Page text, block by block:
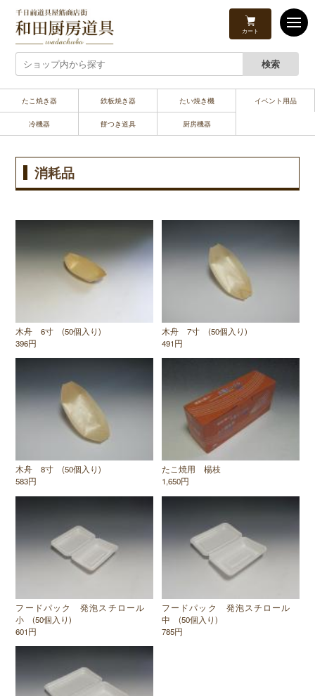
カート
たこ焼き器 鉄板焼き器 たい焼き機 イベント用品
冷機器 餅つき道具 厨房機器
消耗品
木舟 6寸 (50個入り)
396円
木舟 7寸 (50個入り)
491円
木舟 8寸 (50個入り)
583円
たこ焼用 楊枝
1,650円
フードパック 発泡スチロール
小 (50個入り)
601円
フードパック 発泡スチロール
中 (50個入り)
785円